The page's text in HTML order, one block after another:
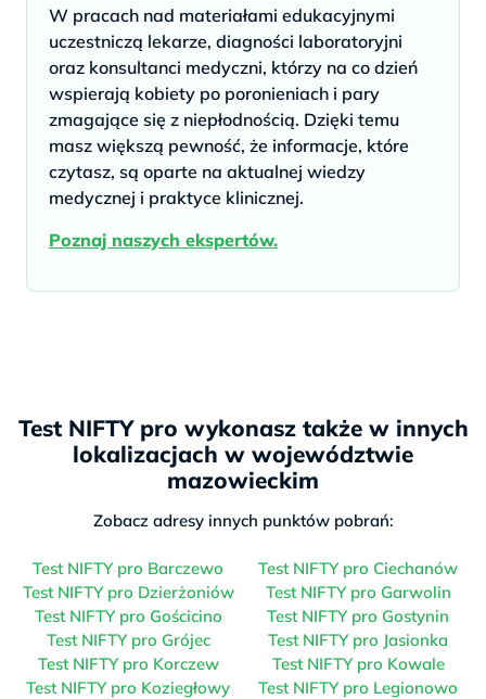
W pracach nad materiałami edukacyjnymi
uczestniczą lekarze, diagności laboratoryjni
oraz konsultanci medyczni, którzy na co dzień
wspierają kobiety po poronieniach i pary
zmagające się z niepłodnością. Dzięki temu
masz większą pewność, że informacje, które
czytasz, są oparte na aktualnej wiedzy
medycznej i praktyce klinicznej.
Poznaj naszych ekspertów.
Test NIFTY pro wykonasz także w innych
lokalizacjach w województwie
mazowieckim
Zobacz adresy innych punktów pobrań:
Test NIFTY pro Barczewo
Test NIFTY pro Ciechanów
Test NIFTY pro Dzierżoniów
Test NIFTY pro Garwolin
Test NIFTY pro Gościcino
Test NIFTY pro Gostynin
Test NIFTY pro Grójec
Test NIFTY pro Jasionka
Test NIFTY pro Korczew
Test NIFTY pro Kowale
Test NIFTY pro Koziegłowy
Test NIFTY pro Legionowo